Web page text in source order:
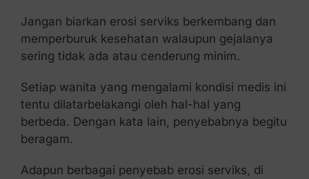
Jangan biarkan erosi serviks berkembang dan
memperburuk kesehatan walaupun gejalanya
sering tidak ada atau cenderung minim.
Setiap wanita yang mengalami kondisi medis ini
tentu dilatarbelakangi oleh hal-hal yang
berbeda. Dengan kata lain, penyebabnya begitu
beragam.
Adapun berbagai penyebab erosi serviks, di